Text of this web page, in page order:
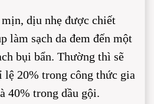
dịu nhẹ được chiết
làm sạch da đem đến một
bụi bẩn. Thường thì sẽ
20% trong công thức gia
40% trong dầu gội.